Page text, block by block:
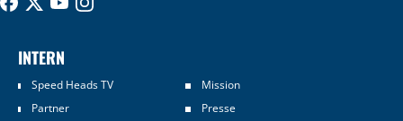
INTERN
Speed Heads TV
Mission
Partner
Presse